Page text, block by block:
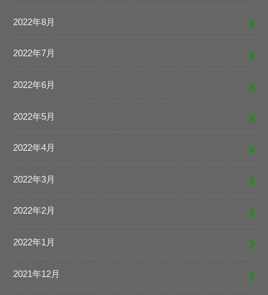
2022年8月
2022年7月
2022年6月
2022年5月
2022年4月
2022年3月
2022年2月
2022年1月
2021年12月